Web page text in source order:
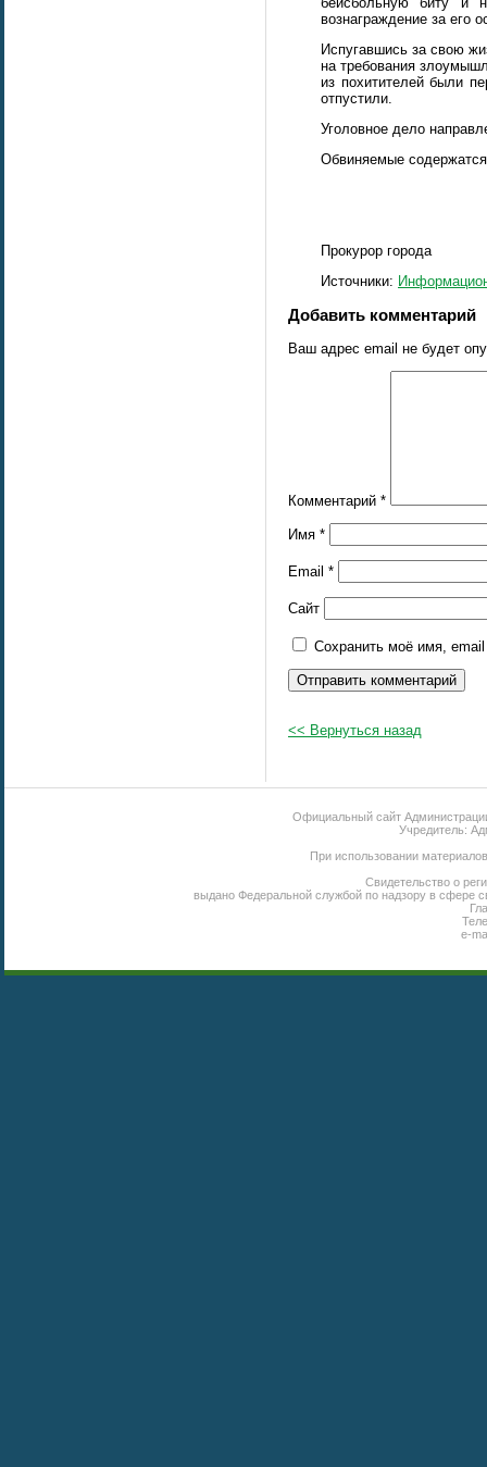
вознаграждение за его
Испугавшись за свою
на требования
из похитителей были
отпустили.
Уголовное дело
Обвиняемые
Источники:
Добавить комментарий
Ваш адрес email не будет
Комментарий *
Имя *
Email *
Сайт
Сохранить моё имя,
<< Вернуться назад
Официальный сайт
Учредитель:
При использовании
Свидетельство о
выдано Федеральной службой по надзору в сфере
e-